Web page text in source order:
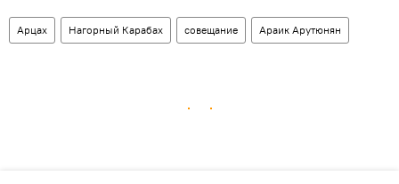
Арцах Нагорный Карабах совещание Араик Арутюнян